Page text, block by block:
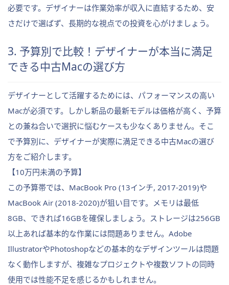
必要です。デザイナーは作業効率が収入に直結するため、安
さだけで選ばず、長期的な視点での投資を心がけましょう。
3. 予算別で比較！デザイナーが本当に満足
できる中古Macの選び方
デザイナーとして活躍するためには、パフォーマンスの高い
Macが必須です。しかし新品の最新モデルは価格が高く、予算
との兼ね合いで選択に悩むケースも少なくありません。そこ
で予算別に、デザイナーが実際に満足できる中古Macの選び
方をご紹介します。
【10万円未満の予算】
この予算帯では、MacBook Pro (13インチ, 2017-2019)や
MacBook Air (2018-2020)が狙い目です。メモリは最低
8GB、できれば16GBを確保しましょう。ストレージは256GB
以上あれば基本的な作業には問題ありません。Adobe
IllustratorやPhotoshopなどの基本的なデザインツールは問題
なく動作しますが、複雑なプロジェクトや複数ソフトの同時
使用では性能不足を感じるかもしれません。